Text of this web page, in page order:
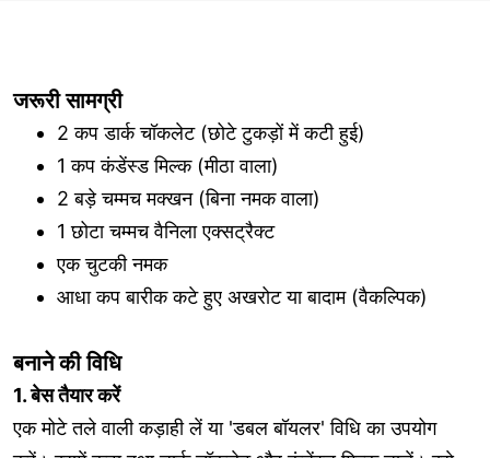
जरूरी सामग्री
2 कप डार्क चॉकलेट (छोटे टुकड़ों में कटी हुई)
1 कप कंडेंस्ड मिल्क (मीठा वाला)
2 बड़े चम्मच मक्खन (बिना नमक वाला)
1 छोटा चम्मच वैनिला एक्सट्रैक्ट
एक चुटकी नमक
आधा कप बारीक कटे हुए अखरोट या बादाम (वैकल्पिक)
बनाने की विधि
1. बेस तैयार करें
एक मोटे तले वाली कड़ाही लें या 'डबल बॉयलर' विधि का उपयोग